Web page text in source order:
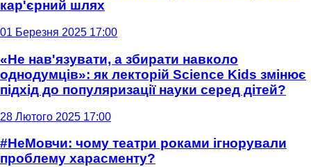
кар'єрний шлях
01 Березня 2025 17:00
«Не нав'язувати, а збирати навколо
однодумців»: як лекторій Science Kids змінює
підхід до популяризації науки серед дітей?
28 Лютого 2025 17:00
#НеМовчи: чому театри роками ігнорували
проблему харасменту?